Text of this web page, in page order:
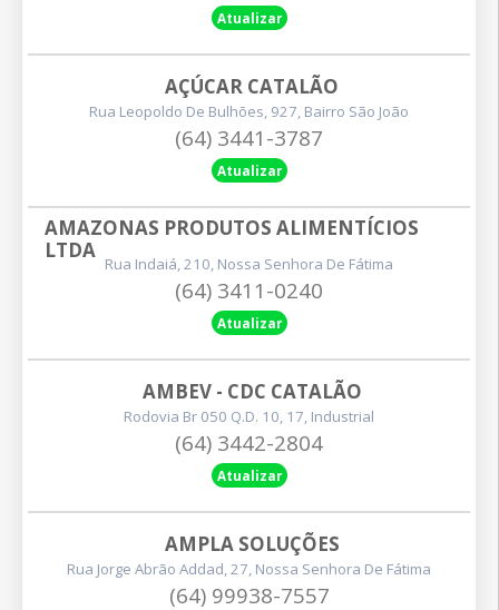
Atualizar
AÇÚCAR CATALÃO
Rua Leopoldo De Bulhões, 927, Bairro São João
(64) 3441-3787
Atualizar
AMAZONAS PRODUTOS ALIMENTÍCIOS
LTDA
Rua Indaiá, 210, Nossa Senhora De Fátima
(64) 3411-0240
Atualizar
AMBEV - CDC CATALÃO
Rodovia Br 050 Q.d. 10, 17, Industrial
(64) 3442-2804
Atualizar
AMPLA SOLUÇÕES
Rua Jorge Abrão Addad, 27, Nossa Senhora De Fátima
(64) 99938-7557